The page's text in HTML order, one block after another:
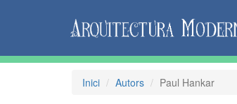
Inici Autors Paul Hankar